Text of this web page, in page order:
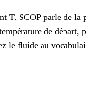
T. SCOP parle de la
de
le fluide au